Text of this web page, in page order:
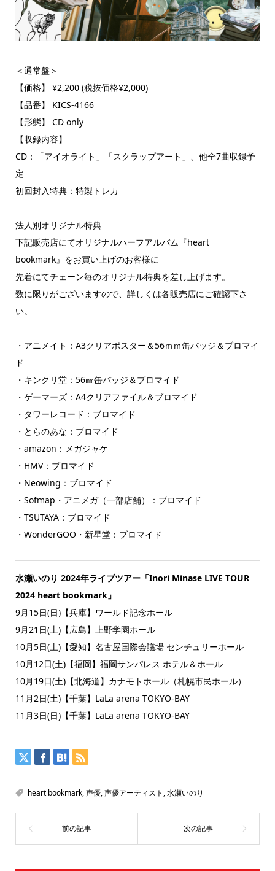
＜通常盤＞
【価格】 ¥2,200 (税抜価格¥2,000)
【品番】 KICS-4166
【形態】 CD only
【収録内容】
CD：「アイオライト」「スクラップアート」、他全7曲収録予
定
初回封入特典：特製トレカ
法人別オリジナル特典
下記販売店にてオリジナルハーフアルバム『heart
bookmark』をお買い上げのお客様に
先着にてチェーン毎のオリジナル特典を差し上げます。
数に限りがございますので、詳しくは各販売店にご確認下さ
い。
・アニメイト：A3クリアポスター＆56ｍｍ缶バッジ＆ブロマイ
ド
・キンクリ堂：56㎜缶バッジ＆ブロマイド
・ゲーマーズ：A4クリアファイル＆ブロマイド
・タワーレコード：ブロマイド
・とらのあな：ブロマイド
・amazon：メガジャケ
・HMV：ブロマイド
・Neowing：ブロマイド
・Sofmap・アニメガ（一部店舗）：ブロマイド
・TSUTAYA：ブロマイド
・WonderGOO・新星堂：ブロマイド
水瀬いのり 2024年ライブツアー「Inori Minase LIVE TOUR
2024 heart bookmark」
9月15日(日)【兵庫】ワールド記念ホール
9月21日(土)【広島】上野学園ホール
10月5日(土)【愛知】名古屋国際会議場 センチュリーホール
10月12日(土)【福岡】福岡サンパレス ホテル＆ホール
10月19日(土)【北海道】カナモトホール（札幌市民ホール）
11月2日(土)【千葉】LaLa arena TOKYO-BAY
11月3日(日)【千葉】LaLa arena TOKYO-BAY
heart bookmark,声優,声優アーティスト ,水瀬いのり